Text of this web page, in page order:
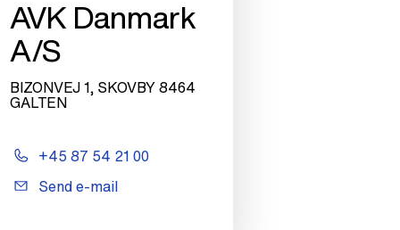
AVK Danmark
A/S
BIZONVEJ 1, SKOVBY 8464
GALTEN
+45 87 54 21 00
Send e-mail